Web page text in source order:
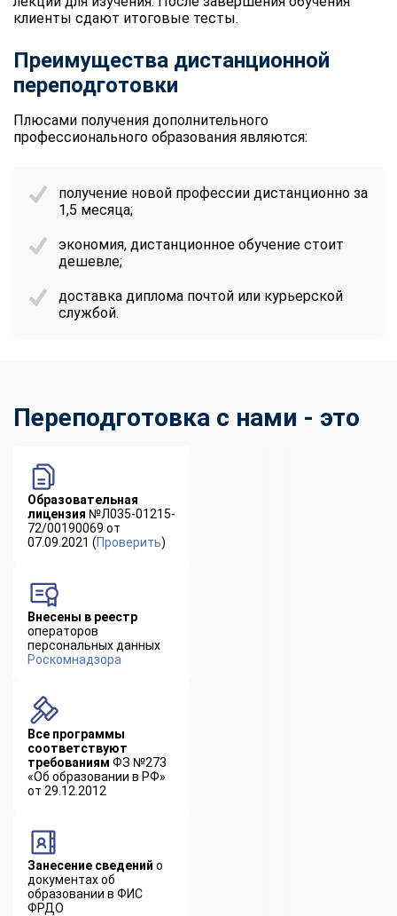
клиенты сдают итоговые тесты.
Преимущества дистанционной
переподготовки
Плюсами получения дополнительного
профессионального образования являются:
получение новой профессии дистанционно за
1,5 месяца;
экономия, дистанционное обучение стоит
дешевле;
доставка диплома почтой или курьерской
службой.
Переподготовка с нами - это
Образовательная
лицензия №Л035-01215-
72/00190069 от
07.09.2021 (Проверить)
Внесены в реестр
операторов
персональных данных
Роскомнадзора
Все программы
соответствуют
требованиям ФЗ №273
«Об образовании в РФ»
от 29.12.2012
Занесение сведений о
документах об
образовании в ФИС
ФРДО